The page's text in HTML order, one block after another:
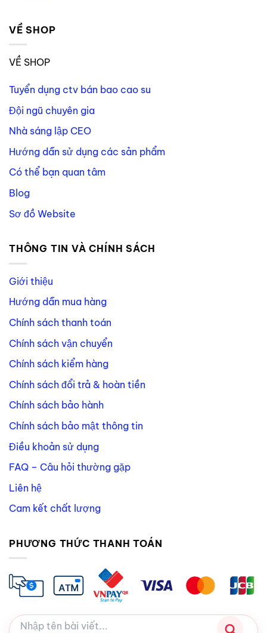
VỀ SHOP
VỀ SHOP
Tuyển dụng ctv bán bao cao su
Đội ngũ chuyên gia
Nhà sáng lập CEO
Hướng dẫn sử dụng các sản phẩm
Có thể bạn quan tâm
Blog
Sơ đồ Website
THÔNG TIN VÀ CHÍNH SÁCH
Giới thiệu
Hướng dẫn mua hàng
Chính sách thanh toán
Chính sách vận chuyển
Chính sách kiểm hàng
Chính sách đổi trả & hoàn tiền
Chính sách bảo hành
Chính sách bảo mật thông tin
Điều khoản sử dụng
FAQ – Câu hỏi thường gặp
Liên hệ
Cam kết chất lượng
PHƯƠNG THỨC THANH TOÁN